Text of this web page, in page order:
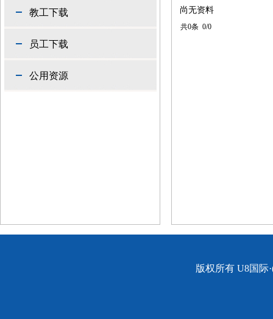
教工下载
员工下载
公用资源
尚无资料
共0条 0/0
版权所有 U8国际